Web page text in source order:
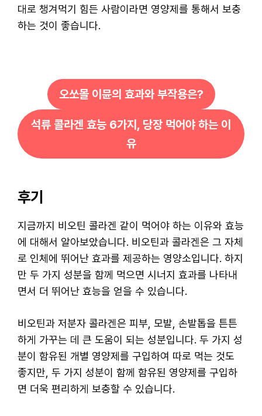
대로 챙겨먹기 힘든 사람이라면 영양제를 통해서 보충
하는 것이 좋습니다.
오쏘몰 이뮨의 효과와 부작용은?
석류 콜라겐 효능 6가지, 당장 먹어야 하는 이
유
후기
지금까지 비오틴 콜라겐 같이 먹어야 하는 이유와 효능
에 대해서 알아보았습니다. 비오틴과 콜라겐은 그 자체
로 인체에 뛰어난 효과를 제공하는 영양소입니다. 하지
만 두 가지 성분을 함께 먹으면 시너지 효과를 나타내
면서 더 뛰어난 효능을 얻을 수 있습니다.
비오틴과 저분자 콜라겐은 피부, 모발, 손발톱을 튼튼
하게 가꾸는 데 큰 도움이 되는 성분입니다. 두 가지 성
분이 함유된 개별 영양제를 구입하여 따로 먹는 것도
좋지만, 두 가지 성분이 함께 함유된 영양제를 구입하
면 더욱 편리하게 보충할 수 있습니다.